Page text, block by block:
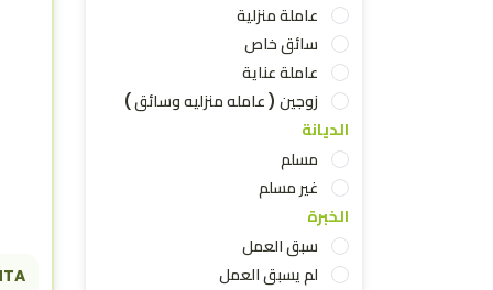
عاملة منزلية
سائق خاص
عاملة عناية
زوجين ( عامله منزليه وسائق )
الديانة
مسلم
غير مسلم
الخبرة
سبق العمل
لم يسبق العمل